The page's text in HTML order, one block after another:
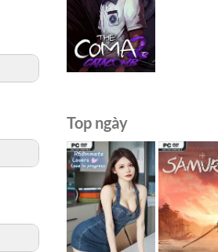
Top ngày